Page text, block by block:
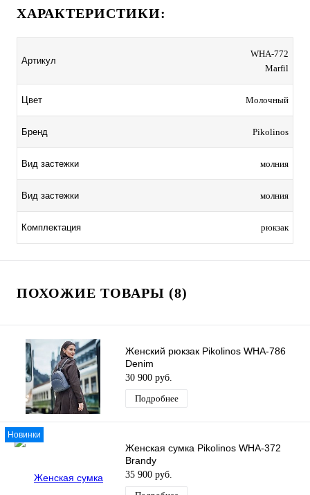
ХАРАКТЕРИСТИКИ:
Артикул
WHA-772
Marfil
Цвет Молочный
Бренд Pikolinos
Вид застежки молния
Вид застежки молния
Комплектация рюкзак
ПОХОЖИЕ ТОВАРЫ (8)
Женский рюкзак Pikolinos WHA-786
Denim
30 900 руб.
Подробнее
Новинки
Женская сумка Pikolinos WHA-372
Brandy
35 900 руб.